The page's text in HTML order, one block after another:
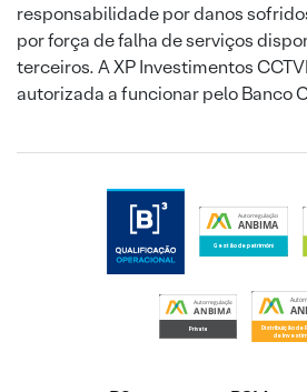
responsabilidade por danos
por força de falha de serviços
terceiros. A XP Investimentos
autorizada a funcionar pelo Banco